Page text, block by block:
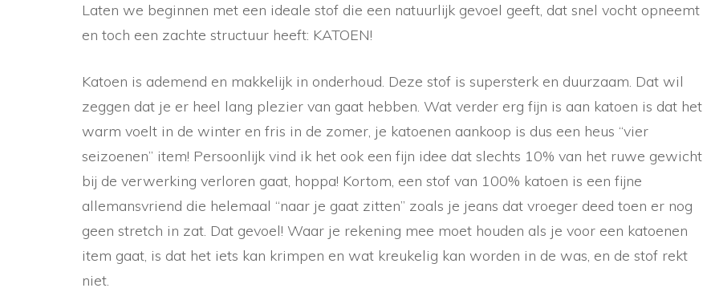
Laten we beginnen met een ideale stof die een natuurlijk gevoel geeft, dat snel vocht opneemt
en toch een zachte structuur heeft: KATOEN!
Katoen is ademend en makkelijk in onderhoud. Deze stof is supersterk en duurzaam. Dat wil
zeggen dat je er heel lang plezier van gaat hebben. Wat verder erg fijn is aan katoen is dat het
warm voelt in de winter en fris in de zomer, je katoenen aankoop is dus een heus “vier
seizoenen” item! Persoonlijk vind ik het ook een fijn idee dat slechts 10% van het ruwe gewicht
bij de verwerking verloren gaat, hoppa! Kortom, een stof van 100% katoen is een fijne
allemansvriend die helemaal “naar je gaat zitten” zoals je jeans dat vroeger deed toen er nog
geen stretch in zat. Dat gevoel! Waar je rekening mee moet houden als je voor een katoenen
item gaat, is dat het iets kan krimpen en wat kreukelig kan worden in de was, en de stof rekt
niet.